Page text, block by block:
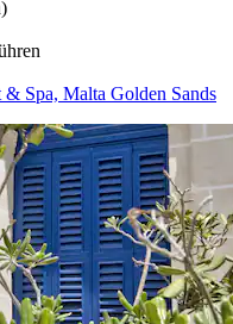
Spa, Malta Golden Sands